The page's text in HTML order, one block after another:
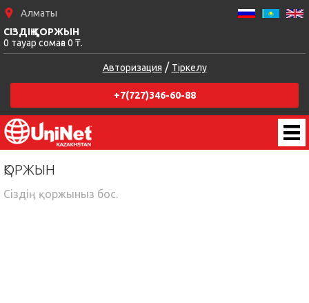
Алматы
+7(727)346-60-88
СІЗДІҢ ҚОРЖЫН
0 тауар сомаға 0 ₸.
Авторизация / Тіркелу
ҚОРЖЫН
Сiздiң қоржыныз бос.